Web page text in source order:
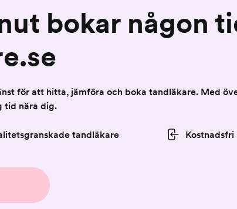
bokar någon
för att hitta, jämföra och boka tandläkare. Med
tid nära dig.
tandläkare